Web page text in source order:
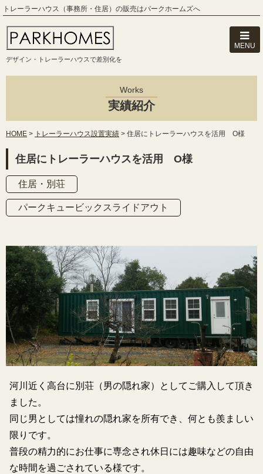
トレーラーハウス（事務所・住居）の販売はパークホームズへ
デザイン・トレーラーハウスで差別化を
MENU
Works
実績紹介
HOME > トレーラーハウス設置実績 > 住居にトレーラーハウスを活用 O様
住居にトレーラーハウスを活用 O様
住居・別荘
パークキュービックスライドアウト
河川近く高台に別荘（男の隠れ家）としてご購入して頂き
ました。
同じ男としては憧れの隠れ家を所有でき、何とも羨ましい
限りです。
普段の精力的にお仕事に専念され休日には趣味などの自由
な時間を過ごされている様です。